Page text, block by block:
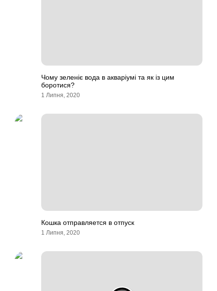
Чому зеленіє вода в акваріумі та як із цим
боротися?
1 Липня, 2020
Кошка отправляется в отпуск
1 Липня, 2020